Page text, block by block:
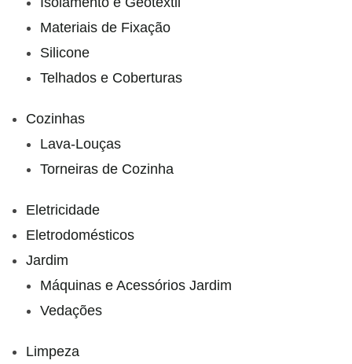
Materiais de Fixação
Silicone
Telhados e Coberturas
Cozinhas
Lava-Louças
Torneiras de Cozinha
Eletricidade
Eletrodomésticos
Jardim
Máquinas e Acessórios Jardim
Vedações
Limpeza